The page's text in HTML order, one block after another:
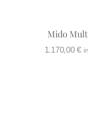
Mido
1.170,00€